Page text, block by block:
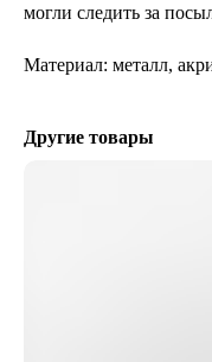
могли следить за
Материал: металл,
Другие товары